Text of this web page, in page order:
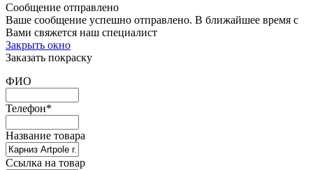
Сообщение отправлено
Ваше сообщение успешно отправлено. В ближайшее время с
Вами свяжется наш специалист
Закрыть окно
Заказать покраску
ФИО
Телефон*
Название товара
Ссылка на товар